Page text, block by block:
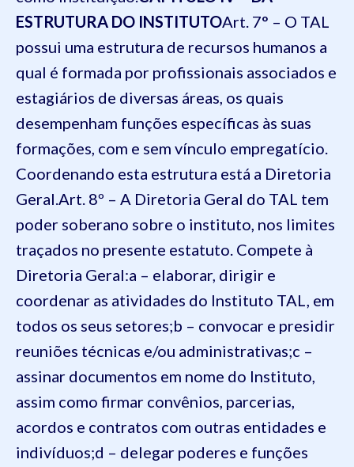
ESTRUTURA DO INSTITUTOArt. 7° – O TAL
possui uma estrutura de recursos humanos a
qual é formada por profissionais associados e
estagiários de diversas áreas, os quais
desempenham funções específicas às suas
formações, com e sem vínculo empregatício.
Coordenando esta estrutura está a Diretoria
Geral.Art. 8º – A Diretoria Geral do TAL tem
poder soberano sobre o instituto, nos limites
traçados no presente estatuto. Compete à
Diretoria Geral:a – elaborar, dirigir e
coordenar as atividades do Instituto TAL, em
todos os seus setores;b – convocar e presidir
reuniões técnicas e/ou administrativas;c –
assinar documentos em nome do Instituto,
assim como firmar convênios, parcerias,
acordos e contratos com outras entidades e
indivíduos;d – delegar poderes e funções